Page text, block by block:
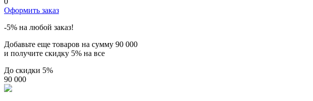
Оформить заказ
-5% на любой заказ!
Добавьте еще товаров на сумму 90 000
и получите скидку 5% на все
До скидки 5%
90 000